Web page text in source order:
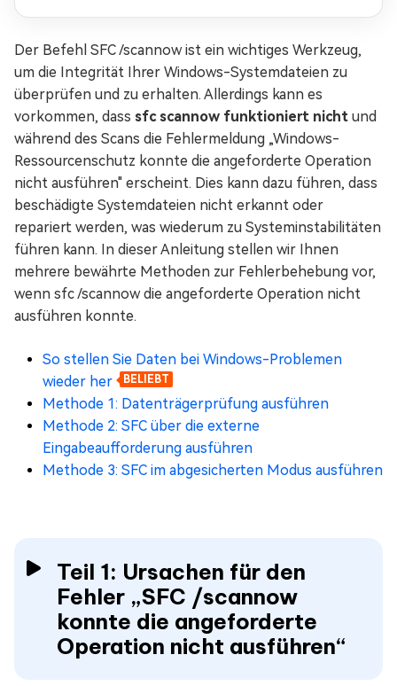
Der Befehl SFC /scannow ist ein wichtiges Werkzeug,
um die Integrität Ihrer Windows-Systemdateien zu
überprüfen und zu erhalten. Allerdings kann es
vorkommen, dass sfc scannow funktioniert nicht und
während des Scans die Fehlermeldung „Windows-
Ressourcenschutz konnte die angeforderte Operation
nicht ausführen" erscheint. Dies kann dazu führen, dass
beschädigte Systemdateien nicht erkannt oder
repariert werden, was wiederum zu Systeminstabilitäten
führen kann. In dieser Anleitung stellen wir Ihnen
mehrere bewährte Methoden zur Fehlerbehebung vor,
wenn sfc /scannow die angeforderte Operation nicht
ausführen konnte.
So stellen Sie Daten bei Windows-Problemen
wieder her
BELIEBT
Methode 1: Datenträgerprüfung ausführen
Methode 2: SFC über die externe
Eingabeaufforderung ausführen
Methode 3: SFC im abgesicherten Modus ausführen
Teil 1: Ursachen für den
Fehler „SFC /scannow
konnte die angeforderte
Operation nicht ausführen“